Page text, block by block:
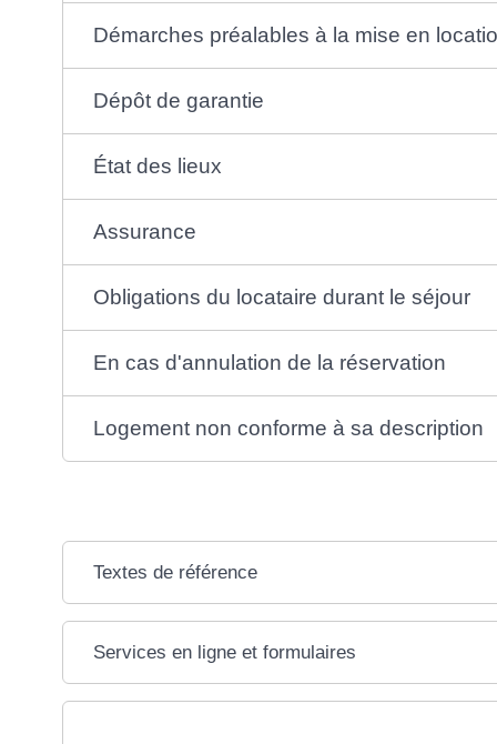
Démarches préalables à la mise en
Dépôt de garantie
État des lieux
Assurance
Obligations du locataire durant le séjour
En cas d'annulation de la réservation
Logement non conforme à sa description
Textes de référence
Services en ligne et formulaires